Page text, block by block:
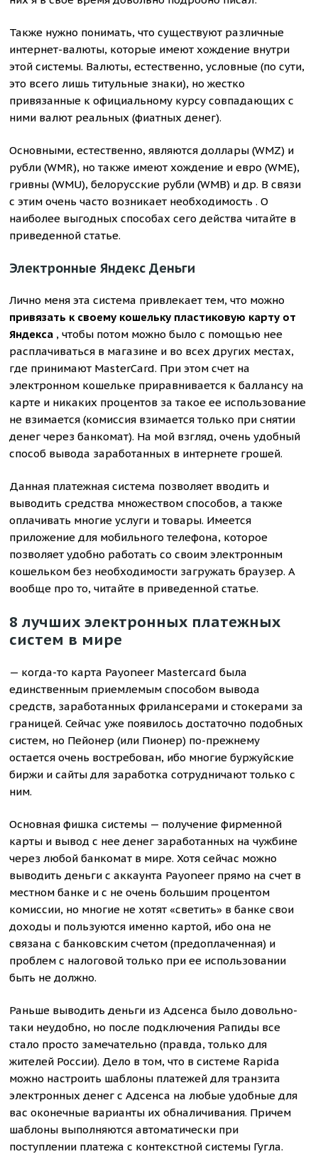
Также нужно понимать, что существуют различные
интернет-валюты, которые имеют хождение внутри
этой системы. Валюты, естественно, условные (по сути,
это всего лишь титульные знаки), но жестко
привязанные к официальному курсу совпадающих с
ними валют реальных (фиатных денег).
Основными, естественно, являются доллары (WMZ) и
рубли (WMR), но также имеют хождение и евро (WME),
гривны (WMU), белорусские рубли (WMB) и др. В связи
с этим очень часто возникает необходимость . О
наиболее выгодных способах сего действа читайте в
приведенной статье.
Электронные Яндекс Деньги
Лично меня эта система привлекает тем, что можно
привязать к своему кошельку пластиковую карту от
Яндекса , чтобы потом можно было с помощью нее
расплачиваться в магазине и во всех других местах,
где принимают MasterCard. При этом счет на
электронном кошельке приравнивается к баллансу на
карте и никаких процентов за такое ее использование
не взимается (комиссия взимается только при снятии
денег через банкомат). На мой взгляд, очень удобный
способ вывода заработанных в интернете грошей.
Данная платежная система позволяет вводить и
выводить средства множеством способов, а также
оплачивать многие услуги и товары. Имеется
приложение для мобильного телефона, которое
позволяет удобно работать со своим электронным
кошельком без необходимости загружать браузер. А
вообще про то, читайте в приведенной статье.
8 лучших электронных платежных
систем в мире
— когда-то карта Payoneer Mastercard была
единственным приемлемым способом вывода
средств, заработанных фрилансерами и стокерами за
границей. Сейчас уже появилось достаточно подобных
систем, но Пейонер (или Пионер) по-прежнему
остается очень востребован, ибо многие буржуйские
биржи и сайты для заработка сотрудничают только с
ним.
Основная фишка системы — получение фирменной
карты и вывод с нее денег заработанных на чужбине
через любой банкомат в мире. Хотя сейчас можно
выводить деньги с аккаунта Payoneer прямо на счет в
местном банке и с не очень большим процентом
комиссии, но многие не хотят «светить» в банке свои
доходы и пользуются именно картой, ибо она не
связана с банковским счетом (предоплаченная) и
проблем с налоговой только при ее использовании
быть не должно.
Раньше выводить деньги из Адсенса было довольно-
таки неудобно, но после подключения Рапиды все
стало просто замечательно (правда, только для
жителей России). Дело в том, что в системе Rapida
можно настроить шаблоны платежей для транзита
электронных денег с Адсенса на любые удобные для
вас оконечные варианты их обналичивания. Причем
шаблоны выполняются автоматически при
поступлении платежа с контекстной системы Гугла.